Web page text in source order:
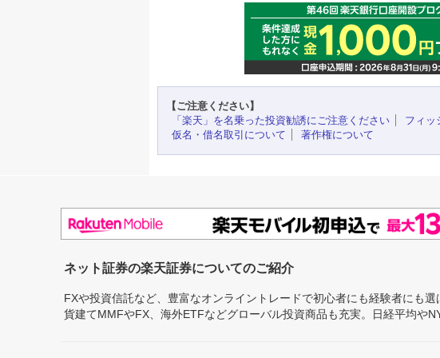
【ご注意ください】
「楽天」を名乗った投資勧誘にご注意ください
フィッ
仮名・借名取引について
著作権について
ネット証券の楽天証券についてのご紹介
FXや投資信託など、豊富なオンライントレードで初心者にも経験者にも
貨建てMMFやFX、海外ETFなどグローバル投資商品も充実。日経平均や